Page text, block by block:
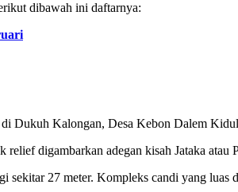
dibawah ini daftarnya:
Dukuh Kalongan, Desa Kebon Dalem
digambarkan adegan kisah Jataka atau
sekitar 27 meter. Kompleks candi yang